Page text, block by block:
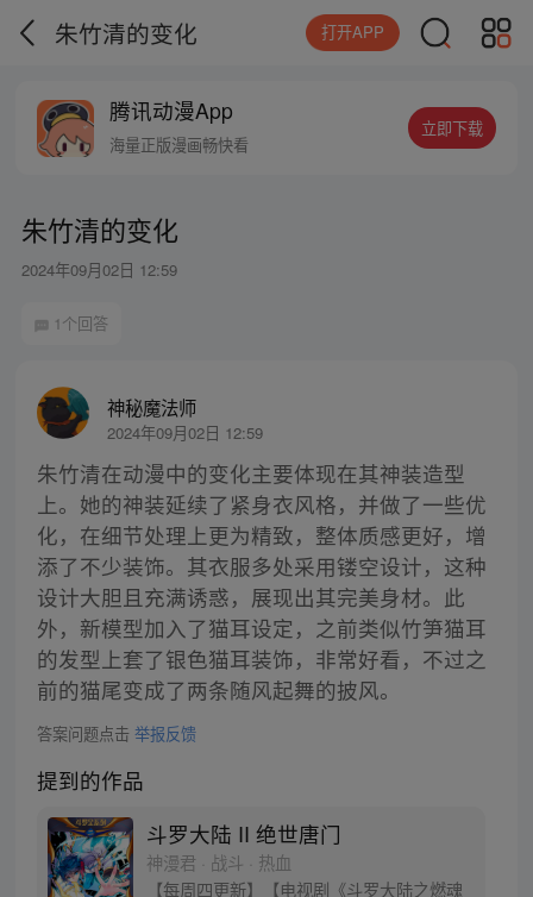
朱竹清的变化 打开APP
腾讯动漫App
海量正版漫画畅快看
立即下载
朱竹清的变化
2024年09月02日 12:59
1个回答
神秘魔法师
2024年09月02日 12:59
朱竹清在动漫中的变化主要体现在其神装造型
上。她的神装延续了紧身衣风格，并做了一些优
化，在细节处理上更为精致，整体质感更好，增
添了不少装饰。其衣服多处采用镂空设计，这种
设计大胆且充满诱惑，展现出其完美身材。此
外，新模型加入了猫耳设定，之前类似竹笋猫耳
的发型上套了银色猫耳装饰，非常好看，不过之
前的猫尾变成了两条随风起舞的披风。
答案问题点击 举报反馈
提到的作品
斗罗大陆 II 绝世唐门
神漫君 · 战斗 · 热血
【每周四更新】【电视剧《斗罗大陆之燃魂